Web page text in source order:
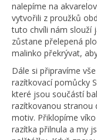
nalepíme na
vytvořili z proužků
tuto chvíli nám slouží
zůstane přelepená
malinko překrývat,
Dále si připravíme
razítkovací pomůcky
které jsou součástí
razítkovanou stranou
motiv. Přiklopíme
razítka přilnula a my